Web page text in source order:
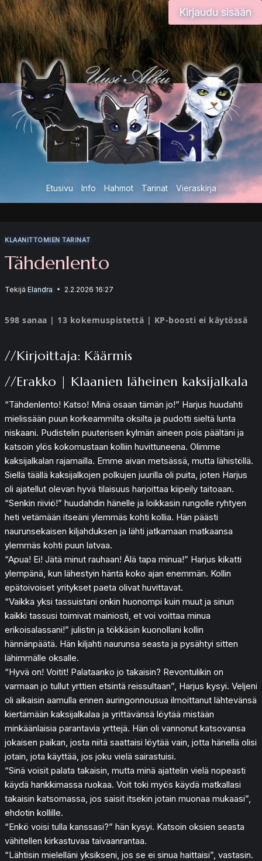
Siirry
sisältöön
Kirjaudu sisään
Etusivu Info Hahmot Tarinat Vieraskirja
KLAANITTOMIEN TARINAT
Tähdenlento
Tekijä Elandra 2.2.2026 16:27
598 sanaa | 13 kokemuspistettä | KP-boosti ei käytössä
//Kirjoittaja: Käärmis
//Erakko | Klaanien läheinen kaksijalkala
“Tähdenlento! Katso! Minä osaan tämän jo!” Harjus huudahti
mielissään puun korkeammilta oksilta ja pudotti sieltä lunta
niskaani. Pudistelin puuterisen kylmän aineen pois päältäni ja
katsoin ylös kokomustaan kolliin huvittuneena. Olimme
kaksijalkalan rajamailla. Emme aivan metsässä, mutta lähistöllä.
Siellä täällä kaksijalkojen polkujen juurilla oli puita, joten Harjus
oli ajatellut olevan hyvä tilaisuus harjoittaa kiipeily taitoaan.
“Senkin riiviö!” huudahdin hänelle ja loikkasin rungolle ryhtyen
heti vetämään itseäni ylemmäs kohti kollia. Hän päästi
naurunsekaisen kiljahduksen ja lähti jatkamaan matkaansa
ylemmäs kohti puun latvaa.
“Apua! Ei! Jätä minut rauhaan! Älä tapa minua!” Harjus kikatti
ylempänä, kun lähestyin häntä koko ajan enemmän. Kollin
epätoivoiset yritykset paeta olivat huvittavat.
“Vaikka yksi tassuistani onkin huonompi kuin muut ja sinun
kaikki tassusi toimivat mainiosti, et voi voittaa minua
erikoisalassani!” julistin ja tökkäsin kuonollani kollin
hännänpäätä. Hän kiljahti naurunsa seasta ja pysähtyi sitten
lähimmälle oksalle.
“Hyvä on! Voitit! Palataanko jo takaisin? Revontulikin on
varmaan jo tullut yrttien etsintä reissultaan”, Harjus kysyi. Veljeni
oli aikaisin aamulla ennen auringonnousua ilmoittanut lähtevänsä
kiertämään kaksijalkalaa ja yrittävänsä löytää mistään
minkäänlaisia parantavia yrttejä. Hän oli vannonut katsovansa
jokaisen paikan, josta niitä saattaisi löytää vain, jotta hänellä olisi
jotain, jota käyttää, jos joku vielä sairastuisi.
“Sinä voisit palata takaisin, mutta minä ajattelin vielä nopeasti
käydä hankkimassa ruokaa. Voit toki myös käydä matkallasi
takaisin katsomassa, jos saisit itsekin jotain muonaa mukaasi”,
ehdotin kollille.
“Enkö voisi tulla kanssasi?” hän kysyi. Katsoin oksien seasta
vähitellen kirkastuvaa taivaanrantaa.
“Lähtisin mielelläni yksikseni, jos se ei sinua haittaisi”, vastasin.